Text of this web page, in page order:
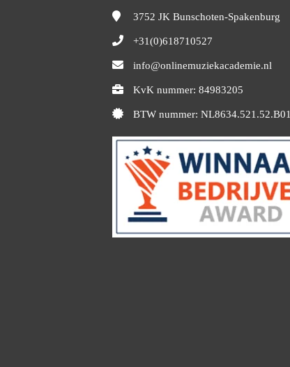
3752 JK Bunschoten-Spakenburg
+31(0)618710527
info@onlinemuziekacademie.nl
KvK nummer: 84983205
BTW nummer: NL8634.521.52.B01